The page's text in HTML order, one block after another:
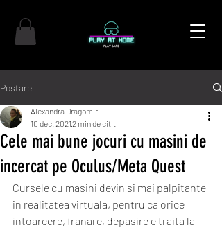
Postare
Cele mai bune jocuri cu masini de
incercat pe Oculus/Meta Quest
Alexandra Dragomir
10 dec. 20212 min de citit
Cursele cu masini devin si mai palpitante
in realitatea virtuala, pentru ca orice
intoarcere, franare, depasire e traita la